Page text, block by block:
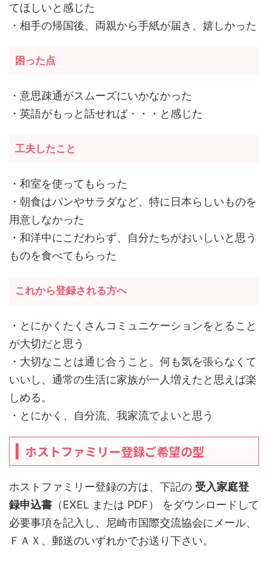
てほしいと感じた
・相手の帰国後、両親から手紙が届き、嬉しかった
困った点
・意思疎通がスムーズにいかなかった
・英語がもっと話せれば・・・と感じた
工夫したこと
・和室を使ってもらった
・朝食はパンやサラダなど、特に日本らしいものを
用意しなかった
・和洋中にこだわらず、自分たちがおいしいと思う
ものを食べてもらった
これから登録される方へ
・とにかくたくさんコミュニケーションをとること
が大切だと思う
・大切なことは通じ合うこと。何も気を張らなくて
いいし、通常の生活に家族が一人増えたと思えば楽
しめる。
・とにかく、自分流、我家流でよいと思う
ホストファミリー登録ご希望の型
ホストファミリー登録の方は、下記の 受入家庭登
録申込書 （EXEL または PDF） をダウンロードして
必要事項を記入し、尼崎市国際交流協会にメール、
ＦＡＸ、郵送のいずれかでお送り下さい。